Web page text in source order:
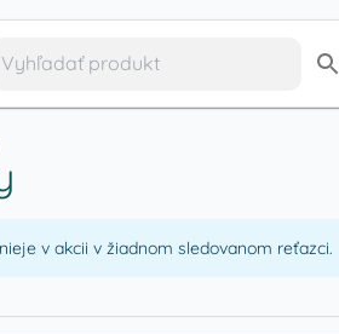
v akcii v žiadnom sledovanom reťazci.